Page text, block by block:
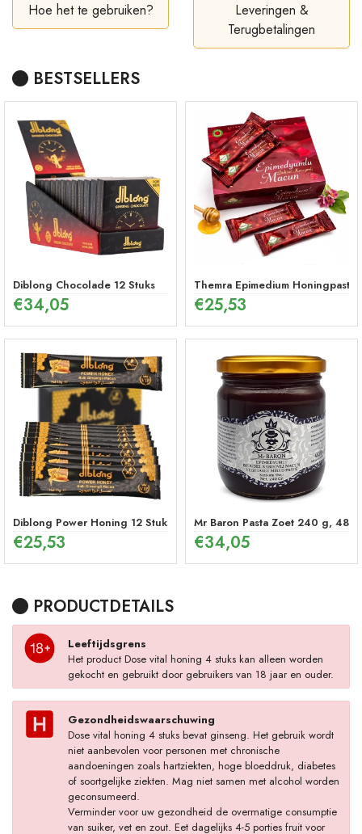
Hoe het te gebruiken?
Leveringen &
Terugbetalingen
BESTSELLERS
Diblong Chocolade 12 Stuks
€34,05
Themra Epimedium
€25,53
Diblong Power Honing 12 Stuks
€25,53
Mr Baron Pasta Zoet 240 g, 48
€34,05
PRODUCTDETAILS
Leeftijdsgrens
Het product Dose vital honing 4 stuks kan alleen worden
gekocht en gebruikt door gebruikers van 18 jaar en ouder.
Gezondheidswaarschuwing
Dose vital honing 4 stuks bevat ginseng. Het gebruik wordt
niet aanbevolen voor personen met chronische
aandoeningen zoals hartziekten, hoge bloeddruk, diabetes
of soortgelijke ziekten. Mag niet samen met alcohol worden
geconsumeerd.
Verminder voor uw gezondheid de overmatige consumptie
van suiker, vet en zout. Eet dagelijks 4-5 porties fruit voor